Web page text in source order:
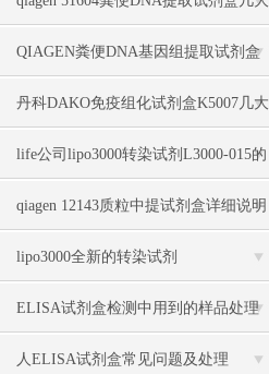
优势
QIAGEN粪便DNA基因组提取试剂盒
51604几大特点
丹科DAKO免疫组化试剂盒K5007几大
特点
life公司lipo3000转染试剂L3000-015的
几大特点
qiagen 12143质粒中提试剂盒详细说明
lipo3000全新的转染试剂
ELISA试剂盒检测中用到的样品处理
方法
人ELISA试剂盒常见问题及处理